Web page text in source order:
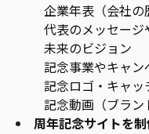
企業年表（会社の
代表のメッセージ
未来のビジョン
記念事業やキャン
記念ロゴ・キャッ
記念動画（ブラン
周年記念サイトを